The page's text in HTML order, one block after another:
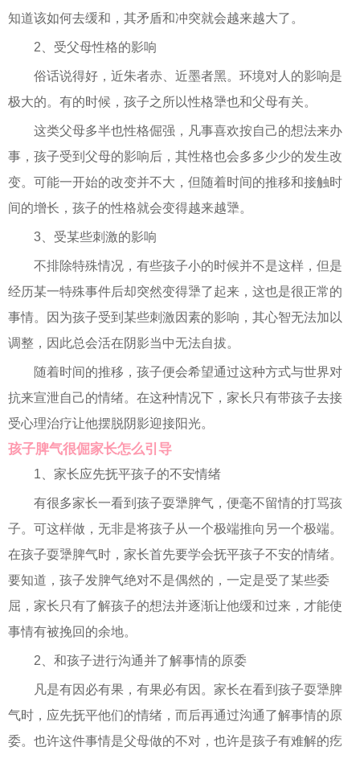
知道该如何去缓和，其矛盾和冲突就会越来越大了。
2、受父母性格的影响
俗话说得好，近朱者赤、近墨者黑。环境对人的影响是
极大的。有的时候，孩子之所以性格犟也和父母有关。
这类父母多半也性格倔强，凡事喜欢按自己的想法来办
事，孩子受到父母的影响后，其性格也会多多少少的发生改
变。可能一开始的改变并不大，但随着时间的推移和接触时
间的增长，孩子的性格就会变得越来越犟。
3、受某些刺激的影响
不排除特殊情况，有些孩子小的时候并不是这样，但是
经历某一特殊事件后却突然变得犟了起来，这也是很正常的
事情。因为孩子受到某些刺激因素的影响，其心智无法加以
调整，因此总会活在阴影当中无法自拔。
随着时间的推移，孩子便会希望通过这种方式与世界对
抗来宣泄自己的情绪。在这种情况下，家长只有带孩子去接
受心理治疗让他摆脱阴影迎接阳光。
孩子脾气很倔家长怎么引导
1、家长应先抚平孩子的不安情绪
有很多家长一看到孩子耍犟脾气，便毫不留情的打骂孩
子。可这样做，无非是将孩子从一个极端推向另一个极端。
在孩子耍犟脾气时，家长首先要学会抚平孩子不安的情绪。
要知道，孩子发脾气绝对不是偶然的，一定是受了某些委
屈，家长只有了解孩子的想法并逐渐让他缓和过来，才能使
事情有被挽回的余地。
2、和孩子进行沟通并了解事情的原委
凡是有因必有果，有果必有因。家长在看到孩子耍犟脾
气时，应先抚平他们的情绪，而后再通过沟通了解事情的原
委。也许这件事情是父母做的不对，也许是孩子有难解的疙